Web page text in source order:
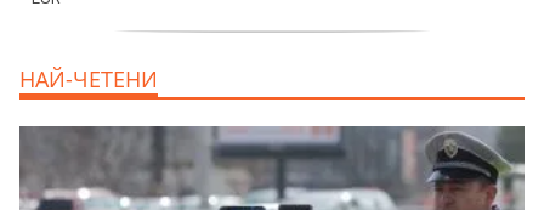
НАЙ-ЧЕТЕНИ